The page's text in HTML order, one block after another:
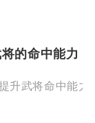
的命中能力
升武将命中能